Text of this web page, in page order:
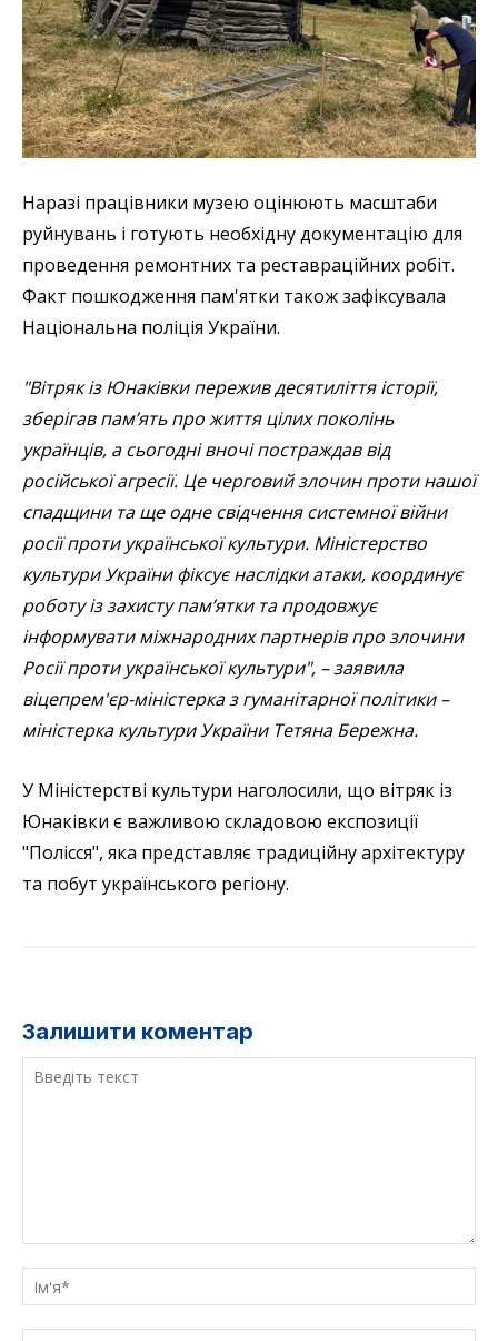
Наразі працівники музею оцінюють масштаби
руйнувань і готують необхідну документацію для
проведення ремонтних та реставраційних робіт.
Факт пошкодження пам'ятки також зафіксувала
Національна поліція України.
"Вітряк із Юнаківки пережив десятиліття історії,
зберігав пам’ять про життя цілих поколінь
українців, а сьогодні вночі постраждав від
російської агресії. Це черговий злочин проти нашої
спадщини та ще одне свідчення системної війни
росії проти української культури. Міністерство
культури України фіксує наслідки атаки, координує
роботу із захисту пам’ятки та продовжує
інформувати міжнародних партнерів про злочини
Росії проти української культури", – заявила
віцепрем'єр-міністерка з гуманітарної політики –
міністерка культури України Тетяна Бережна.
У Міністерстві культури наголосили, що вітряк із
Юнаківки є важливою складовою експозиції
"Полісся", яка представляє традиційну архітектуру
та побут українського регіону.
Залишити коментар
текст